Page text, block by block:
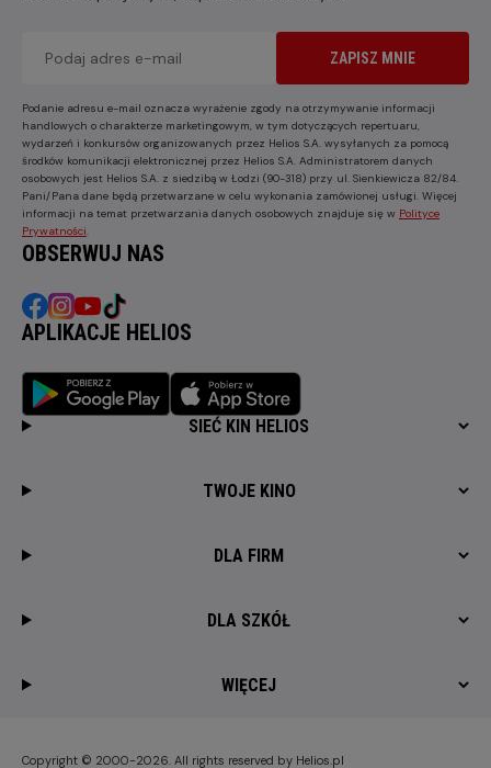
ZAPISZ MNIE
Podanie adresu e-mail oznacza wyrażenie zgody na otrzymywanie informacji
handlowych o charakterze marketingowym, w tym dotyczących repertuaru,
wydarzeń i konkursów organizowanych przez Helios S.A. wysyłanych za pomocą
środków komunikacji elektronicznej przez Helios S.A. Administratorem danych
osobowych jest Helios S.A. z siedzibą w Łodzi (90-318) przy ul. Sienkiewicza 82/84.
Pani/Pana dane będą przetwarzane w celu wykonania zamówionej usługi. Więcej
informacji na temat przetwarzania danych osobowych znajduje się w Polityce
Prywatności
OBSERWUJ NAS
APLIKACJE HELIOS
SIEĆ KIN HELIOS
TWOJE KINO
DLA FIRM
DLA SZKÓŁ
WIĘCEJ
Copyright © 2000-2026. All rights reserved by Helios.pl